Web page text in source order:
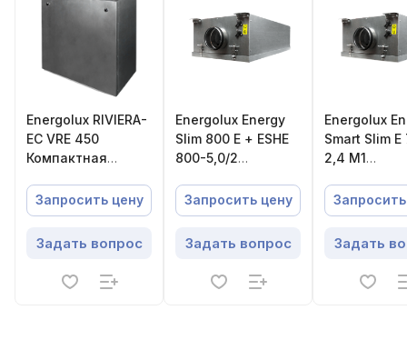
Energolux RIVIERA-
EC VRE 450
Компактная
вытяжная
установка с
регенератором
Запросить цену
Задать вопрос
Energolux Energy
Slim 800 E + ESHE
800-5,0/2
приточная
установка
Запросить цену
Задать вопрос
Energolux
Smart Slim
2,4 M1
приточная
установка
Задать